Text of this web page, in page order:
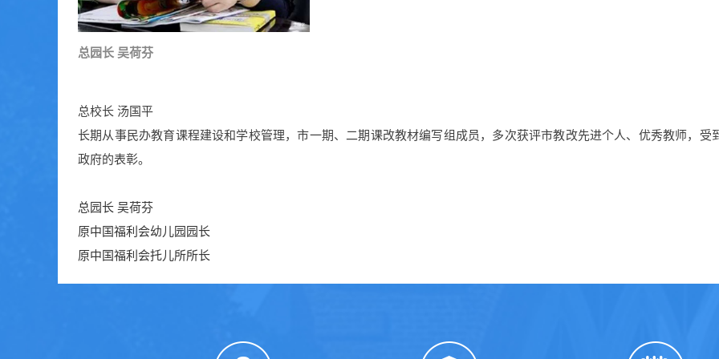
总园长 吴荷芬
总校长 汤国平
长期从事民办教育课程建设和学校管理，市一期、二期课改教材编写组成员，多次获评市教改先进个人、优秀教师，受
政府的表彰。
总园长 吴荷芬
原中国福利会幼儿园园长
原中国福利会托儿所所长